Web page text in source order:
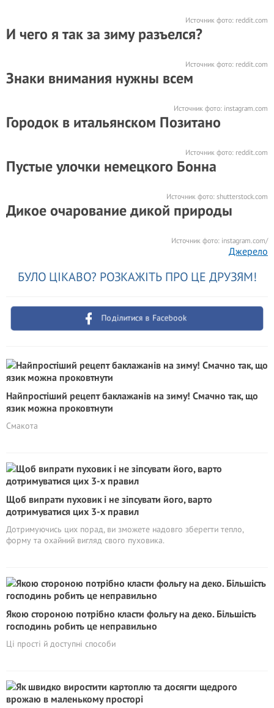
Источник фото: reddit.com
И чего я так за зиму разъелся?
Источник фото: reddit.com
Знаки внимания нужны всем
Источник фото: instagram.com
Городок в итальянском Позитано
Источник фото: reddit.com
Пустые улочки немецкого Бонна
Источник фото: shutterstock.com
Дикое очарование дикой природы
Источник фото: instagram.com/
Джерело
БУЛО ЦІКАВО? РОЗКАЖІТЬ ПРО ЦЕ ДРУЗЯМ!
Поділитися в Facebook
Найпростіший рецепт баклажанів на зиму! Смачно так, що
язик можна проковтнути
Смакота
Щоб випрати пуховик і не зіпсувати його, варто
дотримуватися цих 3-х правил
Дотримуючись цих порад, ви зможете надовго зберегти тепло,
форму та охайний вигляд свого пуховика.
Якою стороною потрібно класти фольгу на деко. Більшість
господинь робить це неправильно
Ці прості й доступні способи